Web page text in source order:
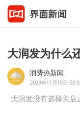
大润发为什么
消费热新闻
2023年11月15日
大润发没有选择关